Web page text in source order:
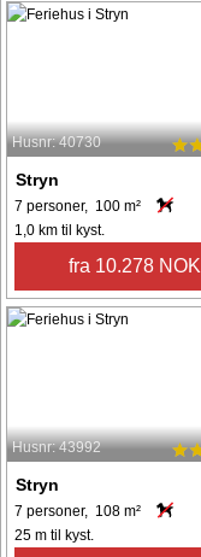
Husnr: 40730
Stryn
7 personer, 100 m²
1,0 km til kyst.
fra 10.278 NOK
Husnr: 43992
Stryn
7 personer, 108 m²
25 m til kyst.